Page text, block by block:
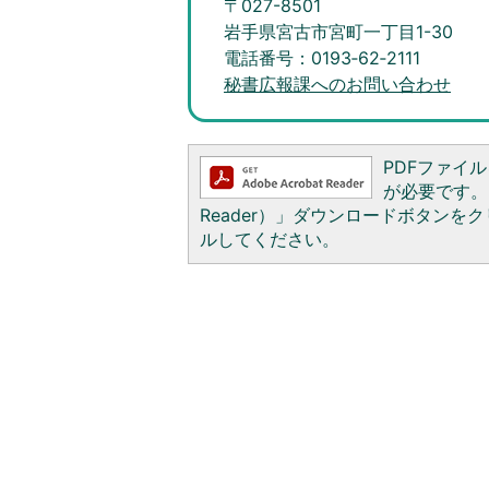
〒027-8501
岩手県宮古市宮町一丁目1-30
電話番号：0193‐62‐2111
秘書広報課へのお問い合わせ
PDFファイ
が必要です
Reader）」ダウンロードボタンを
ルしてください。